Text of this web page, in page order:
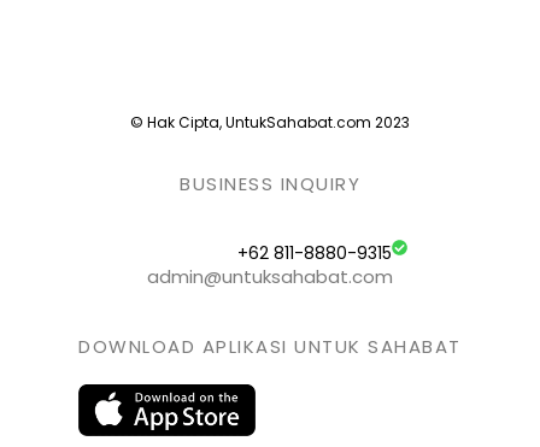
© Hak Cipta, UntukSahabat.com 2023
BUSINESS INQUIRY
+62 811-8880-9315
admin@untuksahabat.com
DOWNLOAD APLIKASI UNTUK SAHABAT